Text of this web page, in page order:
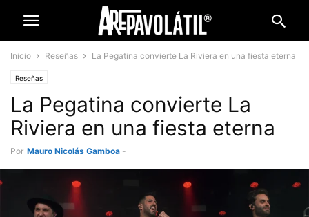
Inicio Reseñas La Pegatina convierte La Riviera en una fiesta eterna
Reseñas
La Pegatina convierte La
Riviera en una fiesta eterna
Por Mauro Nicolás Gamboa -